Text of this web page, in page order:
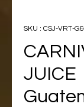
SKU : CSJ-VRT-
JUICE